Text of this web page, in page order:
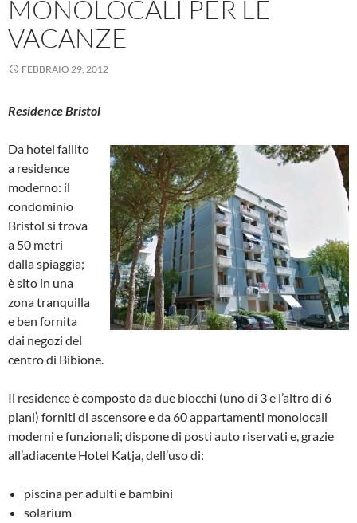
MONOLOCALI PER LE
VACANZE
FEBBRAIO 29, 2012
Residence Bristol
Da hotel fallito
a residence
moderno: il
condominio
Bristol si trova
a 50 metri
dalla spiaggia;
è sito in una
zona tranquilla
e ben fornita
dai negozi del
centro di Bibione.
Il residence è composto da due blocchi (uno di 3 e l’altro di 6
piani) forniti di ascensore e da 60 appartamenti monolocali
moderni e funzionali; dispone di posti auto riservati e, grazie
all’adiacente Hotel Katja, dell’uso di:
piscina per adulti e bambini
solarium